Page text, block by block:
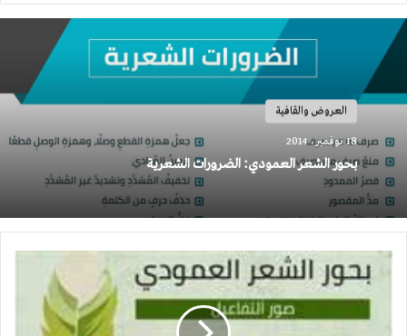
العروض والقافية
18 نوفمبر، 2014
بحور الشعر العمودي: الضرورات الشعرية
بحور
الشعر
العمودي: